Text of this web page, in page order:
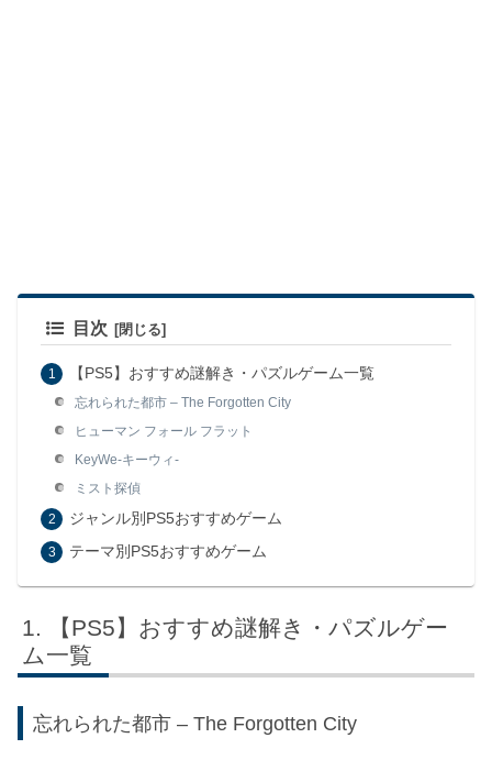
目次
【PS5】おすすめ謎解き・パズルゲーム一覧
忘れられた都市 – The Forgotten City
ヒューマン フォール フラット
KeyWe-キーウィ-
ミスト探偵
ジャンル別PS5おすすめゲーム
テーマ別PS5おすすめゲーム
【PS5】おすすめ謎解き・パズルゲー
ム一覧
忘れられた都市 – The Forgotten City